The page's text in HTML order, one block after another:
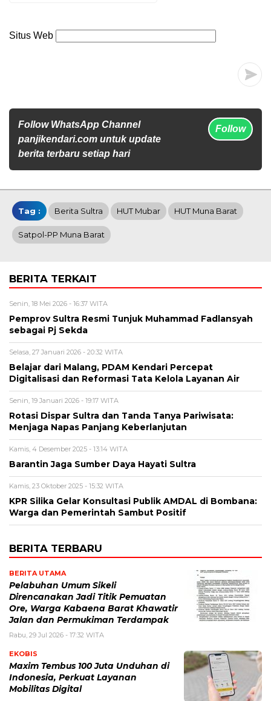
Situs Web
Follow WhatsApp Channel
panjikendari.com untuk update
berita terbaru setiap hari
Follow
Tag : Berita Sultra HUT Mubar HUT Muna Barat
Satpol-PP Muna Barat
BERITA TERKAIT
Senin, 18 Mei 2026 - 16:37 WITA
Pemprov Sultra Resmi Tunjuk Muhammad Fadlansyah
sebagai Pj Sekda
Selasa, 27 Januari 2026 - 20:32 WITA
Belajar dari Malang, PDAM Kendari Percepat
Digitalisasi dan Reformasi Tata Kelola Layanan Air
Senin, 19 Januari 2026 - 19:17 WITA
Rotasi Dispar Sultra dan Tanda Tanya Pariwisata:
Menjaga Napas Panjang Keberlanjutan
Kamis, 4 Desember 2025 - 13:14 WITA
Barantin Jaga Sumber Daya Hayati Sultra
Kamis, 23 Oktober 2025 - 15:32 WITA
KPR Silika Gelar Konsultasi Publik AMDAL di Bombana:
Warga dan Pemerintah Sambut Positif
BERITA TERBARU
BERITA UTAMA
Pelabuhan Umum Sikeli
Direncanakan Jadi Titik Pemuatan
Ore, Warga Kabaena Barat Khawatir
Jalan dan Permukiman Terdampak
Rabu, 29 Jul 2026 - 17:32 WITA
EKOBIS
Maxim Tembus 100 Juta Unduhan di
Indonesia, Perkuat Layanan
Mobilitas Digital